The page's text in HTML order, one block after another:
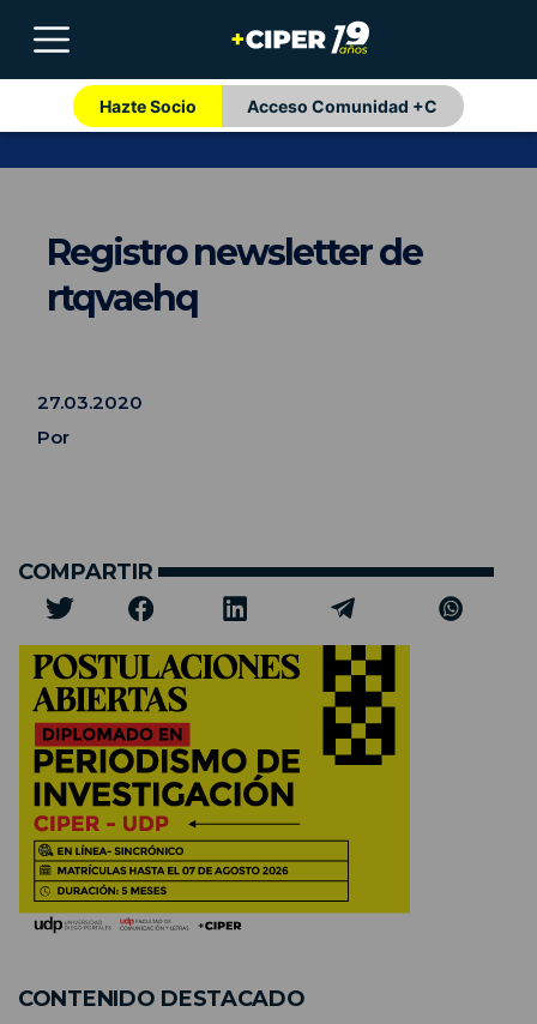
Hazte Socio Acceso Comunidad +C
Registro newsletter de
rtqvaehq
27.03.2020
Por
COMPARTIR
CONTENIDO DESTACADO